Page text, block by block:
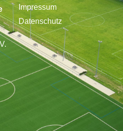
Impressum
Datenschutz